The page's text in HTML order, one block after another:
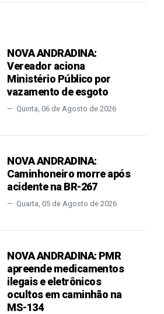
NOVA ANDRADINA:
Vereador aciona
Ministério Público por
vazamento de esgoto
Quinta, 06 de Agosto de 2026
NOVA ANDRADINA:
Caminhoneiro morre após
acidente na BR-267
Quarta, 05 de Agosto de 2026
NOVA ANDRADINA: PMR
apreende medicamentos
ilegais e eletrônicos
ocultos em caminhão na
MS-134